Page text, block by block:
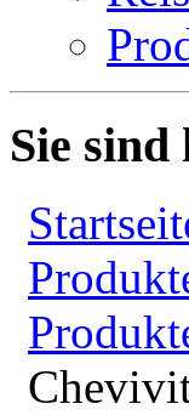
Sie sind